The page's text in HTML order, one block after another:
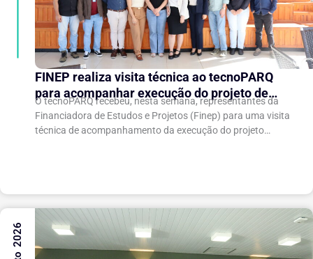
FINEP realiza visita técnica ao tecnoPARQ
para acompanhar execução do projeto de
expansão do Parque Tecnológico
O tecnoPARQ recebeu, nesta semana, representantes da
Financiadora de Estudos e Projetos (Finep) para uma visita
técnica de acompanhamento da execução do projeto